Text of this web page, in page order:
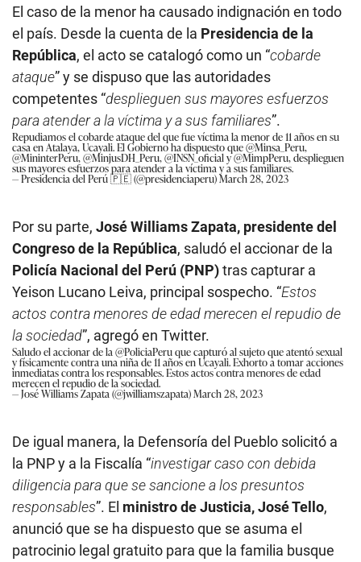
El caso de la menor ha causado indignación en todo
el país. Desde la cuenta de la Presidencia de la
República, el acto se catalogó como un “cobarde
ataque” y se dispuso que las autoridades
competentes “desplieguen sus mayores esfuerzos
para atender a la víctima y a sus familiares”.
Repudiamos el cobarde ataque del que fue víctima la menor de 11 años en su
casa en Atalaya, Ucayali. El Gobierno ha dispuesto que@Minsa_Peru,
@MininterPeru,@MinjusDH_Peru,@INSN_oficialy@MimpPeru, desplieguen
sus mayores esfuerzos para atender a la víctima y a sus familiares.
— Presidencia del Perú 🇵🇪 (@presidenciaperu)March 28, 2023
Por su parte, José Williams Zapata, presidente del
Congreso de la República, saludó el accionar de la
Policía Nacional del Perú (PNP)tras capturar a
Yeison Lucano Leiva, principal sospecho. “Estos
actos contra menores de edad merecen el repudio de
la sociedad”, agregó en Twitter.
Saludo el accionar de la@PoliciaPeruque capturó al sujeto que atentó sexual
y físicamente contra una niña de 11 años en Ucayali. Exhorto a tomar acciones
inmediatas contra los responsables. Estos actos contra menores de edad
merecen el repudio de la sociedad.
— José Williams Zapata (@jwilliamszapata)March 28, 2023
De igual manera, la Defensoría del Pueblo solicitó a
la PNP y a la Fiscalía “investigar caso con debida
diligencia para que se sancione a los presuntos
responsables”. El ministro de Justicia, José Tello,
anunció que se ha dispuesto que se asuma el
patrocinio legal gratuito para que la familia busque